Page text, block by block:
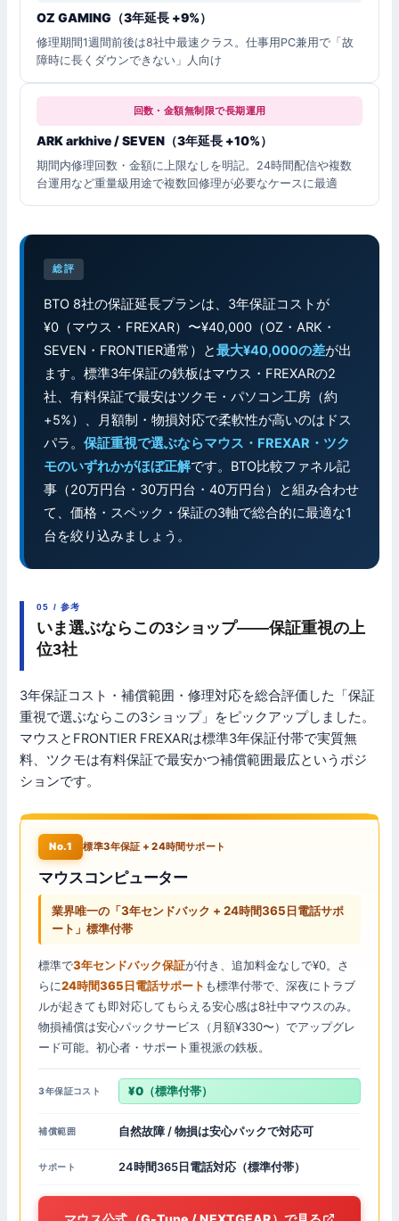
OZ GAMING（3年延長 +9%）
修理期間1週間前後は8社中最速クラス。仕事用PC兼用で「故
障時に長くダウンできない」人向け
回数・金額無制限で長期運用
ARK arkhive / SEVEN（3年延長 +10%）
期間内修理回数・金額に上限なしを明記。24時間配信や複数
台運用など重量級用途で複数回修理が必要なケースに最適
総評
BTO 8社の保証延長プランは、3年保証コストが
¥0（マウス・FREXAR）〜¥40,000（OZ・ARK・
SEVEN・FRONTIER通常）と最大¥40,000の差が出
ます。標準3年保証の鉄板はマウス・FREXARの2
社、有料保証で最安はツクモ・パソコン工房（約
+5%）、月額制・物損対応で柔軟性が高いのはドス
パラ。保証重視で選ぶならマウス・FREXAR・ツク
モのいずれかがほぼ正解です。BTO比較ファネル記
事（20万円台・30万円台・40万円台）と組み合わせ
て、価格・スペック・保証の3軸で総合的に最適な1
台を絞り込みましょう。
05 / 参考
いま選ぶならこの3ショップ——保証重視の上
位3社
3年保証コスト・補償範囲・修理対応を総合評価した「保証
重視で選ぶならこの3ショップ」をピックアップしました。
マウスとFRONTIER FREXARは標準3年保証付帯で実質無
料、ツクモは有料保証で最安かつ補償範囲最広というポジ
ションです。
No.1 標準3年保証 + 24時間サポート
マウスコンピューター
業界唯一の「3年センドバック + 24時間365日電話サポ
ート」標準付帯
標準で3年センドバック保証が付き、追加料金なしで¥0。さ
らに24時間365日電話サポート も標準付帯で、深夜にトラブ
ルが起きても即対応してもらえる安心感は8社中マウスのみ。
物損補償は安心パックサービス（月額¥330〜）でアップグレ
ード可能。初心者・サポート重視派の鉄板。
3年保証コスト ¥0（標準付帯）
補償範囲 自然故障 / 物損は安心パックで対応可
サポート 24時間365日電話対応（標準付帯）